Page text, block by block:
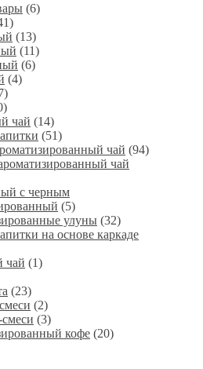
(6)
(13)
(11)
(6)
(4)
чай (14)
(51)
чай (94)
чай
с черным
(5)
улуны (32)
на основе каркаде
чай (1)
(23)
(2)
(3)
кофе (20)